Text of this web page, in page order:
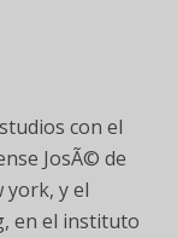
con el
JosÃ© de
york, y el
en el instituto